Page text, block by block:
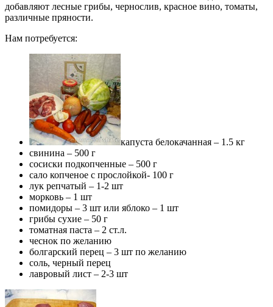
добавляют лесные грибы, чернослив, красное вино, томаты,
различные пряности.
Нам потребуется:
капуста белокачанная – 1.5 кг
свинина – 500 г
сосиски подкопченные – 500 г
сало копченое с прослойкой- 100 г
лук репчатый – 1-2 шт
морковь – 1 шт
помидоры – 3 шт или яблоко – 1 шт
грибы сухие – 50 г
томатная паста – 2 ст.л.
чеснок по желанию
болгарский перец – 3 шт по желанию
соль, черный перец
лавровый лист – 2-3 шт